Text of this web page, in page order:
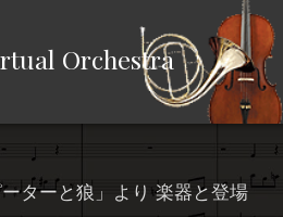
Orchestra
ターと狼」より 楽器と登場